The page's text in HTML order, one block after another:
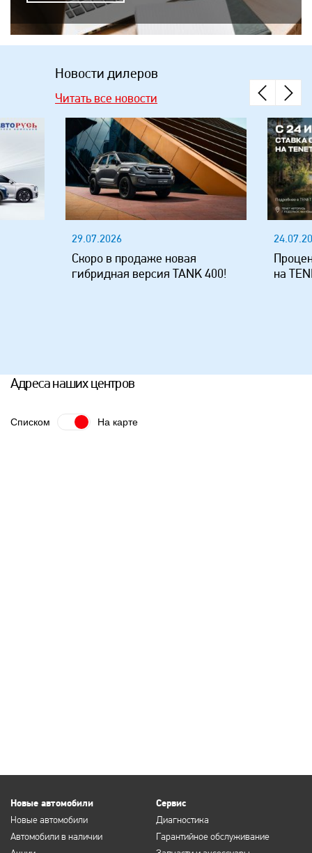
Новости дилеров
Читать все новости
29.07.2026
Скоро в продаже новая
гибридная версия TANK 400!
на
Адреса наших центров
Списком На карте
Новые автомобили
Новые автомобили
Автомобили в наличии
Сервис
Диагностика
Гарантийное обслуживание